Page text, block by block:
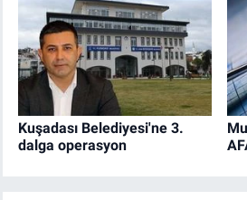
Kuşadası Belediyesi'ne 3.
dalga operasyon